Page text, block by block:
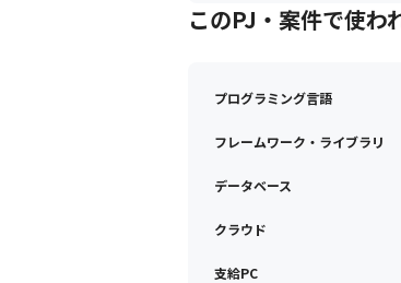
このPJ・案件で使わ
プログラミング言語
フレームワーク・ライブラリ
データベース
クラウド
支給PC